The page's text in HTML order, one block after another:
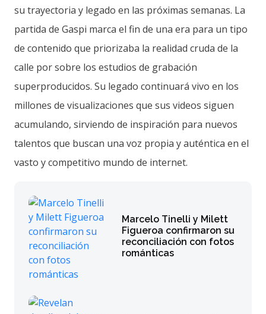
su trayectoria y legado en las próximas semanas. La
partida de Gaspi marca el fin de una era para un tipo
de contenido que priorizaba la realidad cruda de la
calle por sobre los estudios de grabación
superproducidos. Su legado continuará vivo en los
millones de visualizaciones que sus videos siguen
acumulando, sirviendo de inspiración para nuevos
talentos que buscan una voz propia y auténtica en el
vasto y competitivo mundo de internet.
Marcelo Tinelli y Milett
Figueroa confirmaron su
reconciliación con fotos
románticas